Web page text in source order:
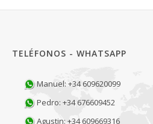
TELÉFONOS - WHATSAPP
Manuel: +34 609620099
Pedro: +34 676609452
Agustin: +34 609669316